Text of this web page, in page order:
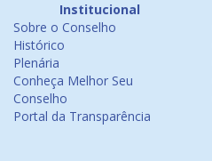
Institucional
Sobre o Conselho
Histórico
Plenária
Conheça Melhor Seu
Conselho
Portal da Transparência